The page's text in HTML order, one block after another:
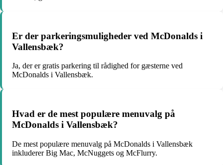
Er der parkeringsmuligheder ved McDonalds i
Vallensbæk?
Ja, der er gratis parkering til rådighed for gæsterne ved
McDonalds i Vallensbæk.
Hvad er de mest populære menuvalg på
McDonalds i Vallensbæk?
De mest populære menuvalg på McDonalds i Vallensbæk
inkluderer Big Mac, McNuggets og McFlurry.